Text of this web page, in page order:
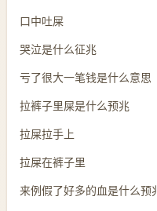
口中吐屎
哭泣是什么征兆
亏了很大一笔钱是什么意思
拉裤子里屎是什么预兆
拉屎拉手上
拉屎在裤子里
来例假了好多的血是什么预